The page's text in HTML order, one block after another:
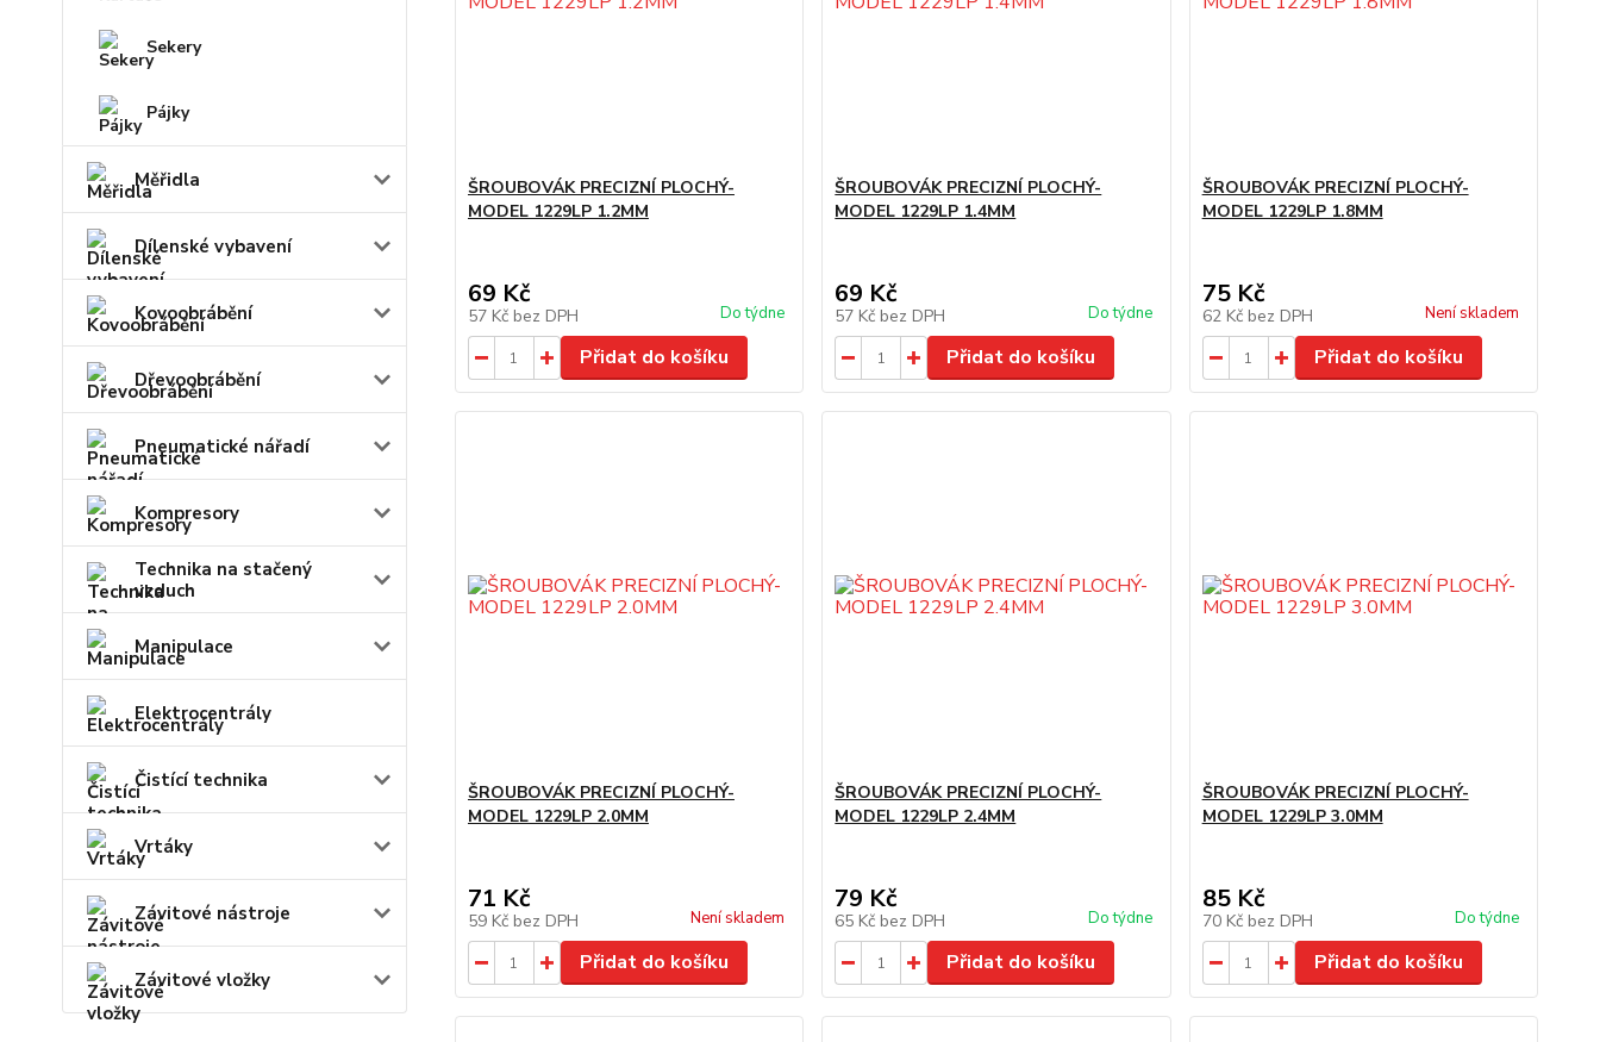
Sekery
Pájky
Měřidla
Dílenské vybavení
Kovoobrábění
Dřevoobrábění
Pneumatické nářadí
Kompresory
Technika na stačený
vzduch
Manipulace
Elektrocentrály
Čistící technika
Vrtáky
Závitové nástroje
Závitové vložky
ŠROUBOVÁK PRECIZNÍ PLOCHÝ-
MODEL 1229LP 1.2MM
69 Kč
57 Kč bez DPH Do týdne
Přidat do košíku
ŠROUBOVÁK PRECIZNÍ PLOCHÝ-
MODEL 1229LP 1.4MM
69 Kč
57 Kč bez DPH Do týdne
Přidat do košíku
ŠROUBOVÁK PRECIZNÍ PLOCHÝ-
MODEL 1229LP 1.8MM
75 Kč
62 Kč bez DPH Není skladem
Přidat do košíku
ŠROUBOVÁK PRECIZNÍ PLOCHÝ-
MODEL 1229LP 2.0MM
71 Kč
59 Kč bez DPH Není skladem
Přidat do košíku
ŠROUBOVÁK PRECIZNÍ PLOCHÝ-
MODEL 1229LP 2.4MM
79 Kč
65 Kč bez DPH Do týdne
Přidat do košíku
ŠROUBOVÁK PRECIZNÍ PLOCHÝ-
MODEL 1229LP 3.0MM
85 Kč
70 Kč bez DPH Do týdne
Přidat do košíku